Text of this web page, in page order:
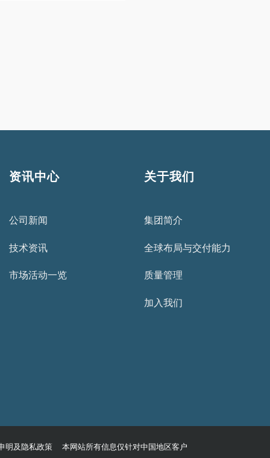
资讯中心
公司新闻
技术资讯
市场活动一览
关于我们
集团简介
全球布局与交付能力
质量管理
加入我们
明及隐私政策 本网站所有信息仅针对中国地区客户